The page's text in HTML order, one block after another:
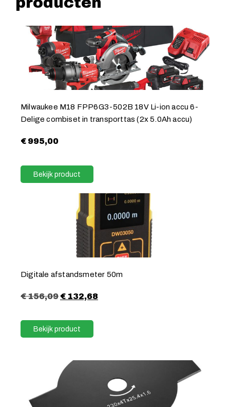
Milwaukee M18 FPP6G3-502B 18V Li-ion accu 6-
Delige combiset in transporttas (2x 5.0Ah accu)
€995,00
Bekijk product
Digitale afstandsmeter 50m
€156,09€ 132,68
Bekijk product